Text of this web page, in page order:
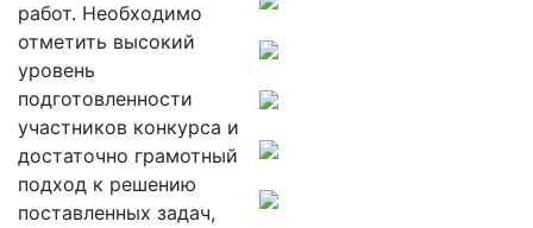
работ. Необходимо
отметить высокий
уровень
подготовленности
участников конкурса и
достаточно грамотный
подход к решению
поставленных задач,